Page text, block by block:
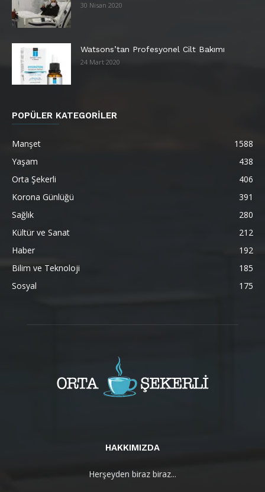
30 Nisan 2020
Watsons’tan Profesyonel Cilt Bakımı
24 Mart 2020
POPÜLER KATEGORİLER
Manşet
1588
Yaşam
438
Orta Şekerli
406
Korona Günlüğü
391
Sağlık
280
Kültür ve Sanat
212
Haber
192
Bilim ve Teknoloji
185
Sosyal
175
HAKKIMIZDA
Herşeyden biraz biraz...